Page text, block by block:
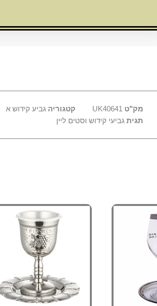
ס"מ
מק"ט UK40641 קטגוריה גביע קידוש א
תגית גביעי קידוש וסטים ליין